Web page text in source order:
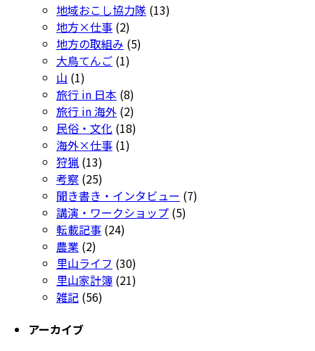
地域おこし協力隊 (13)
地方×仕事 (2)
地方の取組み (5)
大鳥てんご (1)
山 (1)
旅行 in 日本 (8)
旅行 in 海外 (2)
民俗・文化 (18)
海外×仕事 (1)
狩猟 (13)
考察 (25)
聞き書き・インタビュー (7)
講演・ワークショップ (5)
転載記事 (24)
農業 (2)
里山ライフ (30)
里山家計簿 (21)
雑記 (56)
アーカイブ